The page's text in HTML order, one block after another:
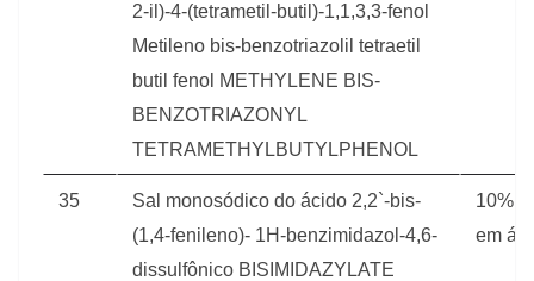
2-il)-4-(tetrametil-butil)-1,1,3,3-fenol
Metileno bis-benzotriazolil tetraetil
butil fenol METHYLENE BIS-
BENZOTRIAZONYL
TETRAMETHYLBUTYLPHENOL
35
Sal monosódico do ácido 2,2`-bis-
(1,4-fenileno)- 1H-benzimidazol-4,6-
dissulfônico BISIMIDAZYLATE
em